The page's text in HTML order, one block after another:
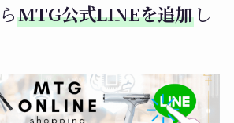
MTG公式LINEを追加し